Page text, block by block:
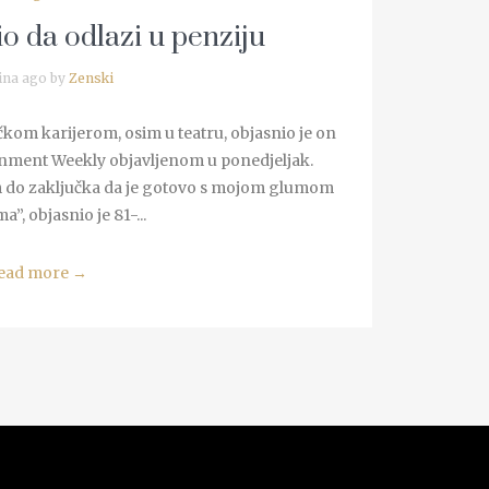
da odlazi u penziju
ago byZenski
karijerom, osim u teatru, objasnio je on
Weekly objavljenom u ponedjeljak.
do zaključka da je gotovo s mojom glumom
objasnio je 81-...
more →